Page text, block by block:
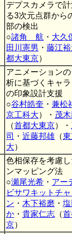
デプスカメラで
る3次元点群から
部の検出
○諸角 航 ・ 大
田川憲男 ・ 藤江
都大東京）
アニメーション
析に基づくキャ
の印象設計支援
○谷村皓奎 ・ 兼松
京工科大）・ 茂
（首都大東京）・
司
・ 近藤邦雄 （
大）
色相保存を考慮
ンマッピング法
○瀬尾光希 ・ アー
ビサワキットチ
ン ・ 木下裕磨 ・
か ・ 貴家仁志 （
京）